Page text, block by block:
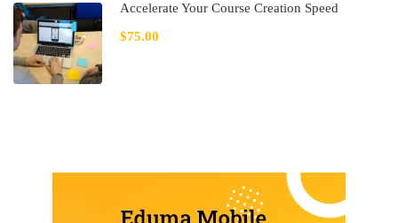
Accelerate Your Course Creation Speed
$75.00